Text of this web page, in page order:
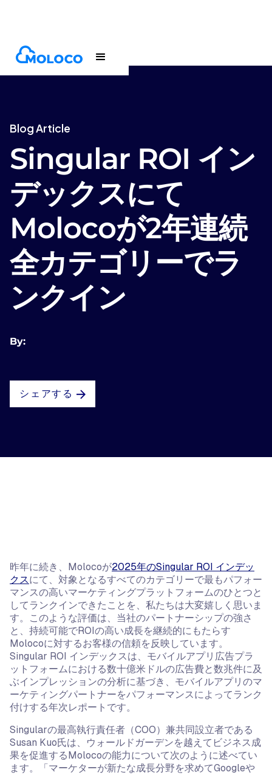
Blogs Article
Blog Article
Singular ROI イン
デックスにて
Molocoが2年連続
全カテゴリーでラ
ンクイン
By:
シェアする
昨年に続き、Molocoが2025年のSingular ROI インデッ
クスにて、対象となるすべてのカテゴリーで最もパフォー
マンスの高いマーケティングプラットフォームのひとつと
してランクインできたことを、私たちは大変嬉しく思いま
す。このような評価は、当社のパートナーシップの強さ
と、持続可能でROIの高い成長を継続的にもたらす
Molocoに対するお客様の信頼を反映しています。
Singular ROI インデックスは、モバイルアプリ広告プラ
ットフォームにおける数十億米ドルの広告費と数兆件に及
ぶインプレッションの分析に基づき、モバイルアプリのマ
ーケティングパートナーをパフォーマンスによってランク
付けする年次レポートです。
Singularの最高執行責任者（COO）兼共同設立者である
Susan Kuo氏は、ウォールドガーデンを越えてビジネス成
果を促進するMolocoの能力について次のように述べてい
ます。「マーケターが新たな成長分野を求めてGoogleや